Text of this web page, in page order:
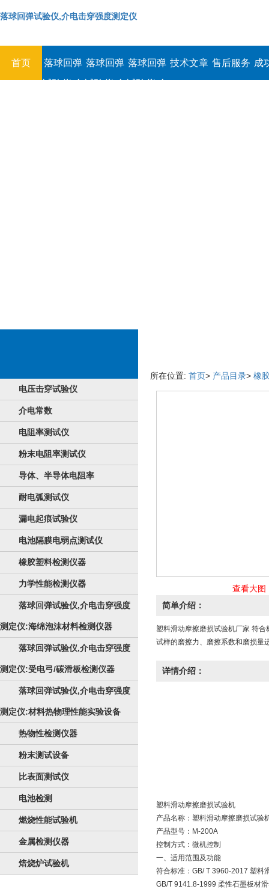
落球回弹试验仪,介电击穿强度测定仪
首页
落球回弹
试验仪,介
落球回弹
试验仪,介
落球回弹
试验仪,介
技术文章 售后服务 成
电压击穿试验仪
介电常数
电阻率测试仪
粉末电阻率测试仪
导体、半导体电阻率
耐电弧测试仪
漏电起痕试验仪
电池隔膜电弱点测试仪
橡胶塑料检测仪器
力学性能检测仪器
落球回弹试验仪,介电击穿强度
测定仪:海绵泡沫材料检测仪器
落球回弹试验仪,介电击穿强度
测定仪:受电弓/碳滑板检测仪器
落球回弹试验仪,介电击穿强度
测定仪:材料热物理性能实验设备
热物性检测仪器
粉末测试设备
比表面测试仪
电池检测
燃烧性能试验机
金属检测仪器
焙烧炉试验机
所在位置: 首页> 产品目录> 橡
查看大图
简单介绍：
塑料滑动摩擦磨损试验机厂家 符
试样的磨擦力、磨擦系数和磨损量
详情介绍：
塑料滑动摩擦磨损试验机
产品名称：塑料滑动摩擦磨损试验
产品型号：M-200A
控制方式：微机控制
一、适用范围及功能
符合标准：GB/ T 3960-2017 塑料
GB/T 9141.8-1999 柔性石墨板材